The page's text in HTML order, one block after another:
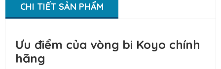
CHI TIẾT SẢN PHẨM
Ưu điểm của vòng bi Koyo chính
hãng